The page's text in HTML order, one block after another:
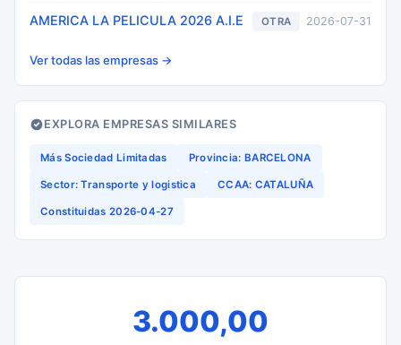
AMERICA LA PELICULA 2026 A.I.E OTRA 2026-07-31
Ver todas las empresas →
EXPLORA EMPRESAS SIMILARES
Más Sociedad Limitadas Provincia: BARCELONA
Sector: Transporte y logistica CCAA: CATALUÑA
Constituidas 2026-04-27
3.000,00